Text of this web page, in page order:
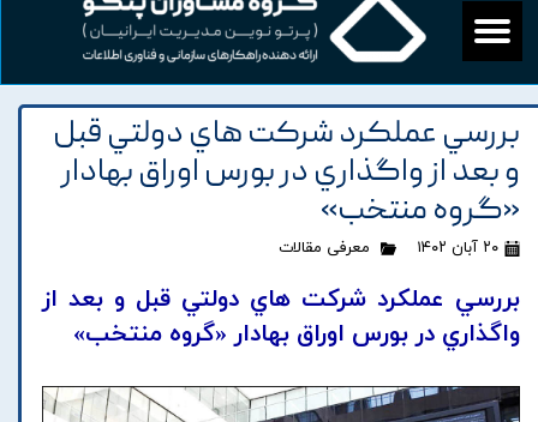
بررسي عملکرد شرکت هاي دولتي قبل
و بعد از واگذاري در بورس اوراق بهادار
«گروه منتخب»
۲۰ آبان ۱۴۰۲ معرفی مقالات
بررسي عملکرد شرکت هاي دولتي قبل و بعد از
واگذاري در بورس اوراق بهادار «گروه منتخب»